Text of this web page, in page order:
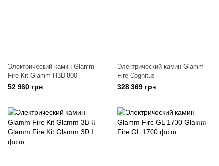
Электрический камин Glamm
Fire Kit Glamm H3D 800
52 960 грн
Электрический камин Glamm
Fire Cognitus
328 369 грн